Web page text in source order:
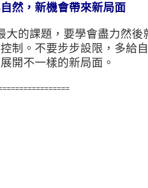
然，新機會帶來新局面
大的課題，要學會盡力然
制。不要步步設限，多給
開不一樣的新局面。